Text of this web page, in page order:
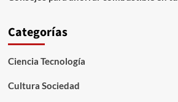
Categorías
Ciencia Tecnología
Cultura Sociedad